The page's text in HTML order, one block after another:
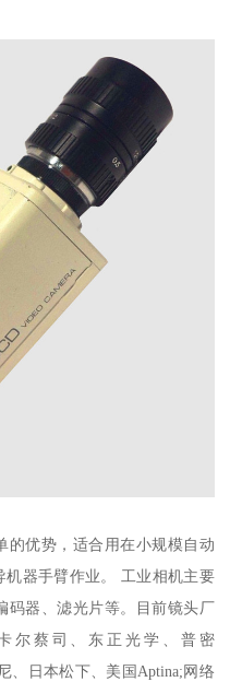
的优势，适合用在小规模自动
器手臂作业。 工业相机主要
码器、滤光片等。目前镜头厂
尔蔡司、东正光学、普密
、日本松下、美国Aptina;网络